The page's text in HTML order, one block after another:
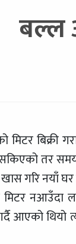
बल्ल
मिटर
तर
गरि नयाँ
मिटर
आएको